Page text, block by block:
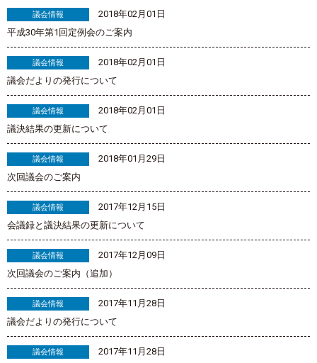
議会情報
2018年02月01日
平成30年第1回定例会のご案内
議会情報
2018年02月01日
議会だよりの発行について
議会情報
2018年02月01日
議決結果の更新について
議会情報
2018年01月29日
次回議会のご案内
議会情報
2017年12月15日
会議録と議決結果の更新について
議会情報
2017年12月09日
次回議会のご案内（追加）
議会情報
2017年11月28日
議会だよりの発行について
議会情報
2017年11月28日